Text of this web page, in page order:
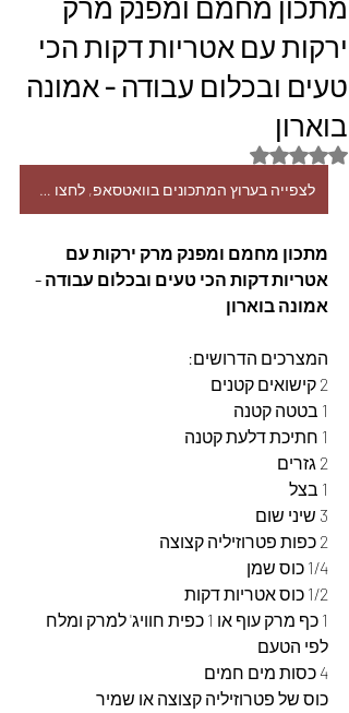
מתכון מחמם ומפנק מרק
ירקות עם אטריות דקות הכי
טעים ובכלום עבודה - אמונה
בוארון
דירוג של NaN מתוך 5 כוכבים
לצפייה בערוץ המתכונים בוואטסאפ, לחצו כאן
מתכון מחמם ומפנק מרק ירקות עם
אטריות דקות הכי טעים ובכלום עבודה -
אמונה בוארון
המצרכים הדרושים:
2 קישואים קטנים
1 בטטה קטנה
1 חתיכת דלעת קטנה
2 גזרים
1 בצל
3 שיני שום
2 כפות פטרוזיליה קצוצה
1/4 כוס שמן
1/2 כוס אטריות דקות
1 כף מרק עוף או 1 כפית חוויג' למרק ומלח
לפי הטעם
4 כסות מים חמים
כוס של פטרוזיליה קצוצה או שמיר